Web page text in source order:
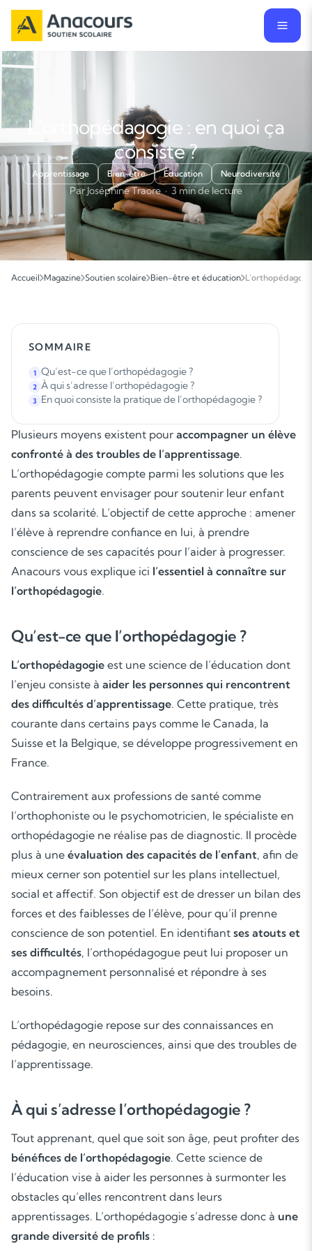
L’orthopédagogie : en quoi ça
consiste ?
Apprentissage Bien-être Éducation Neurodiversité
Par Joséphine Traore · 3 min de lecture
Accueil Magazine Soutien scolaire Bien-être et éducation
SOMMAIRE
1 Qu’est-ce que l’orthopédagogie ?
2 À qui s’adresse l’orthopédagogie ?
3 En quoi consiste la pratique de l’orthopédagogie ?
Plusieurs moyens existent pour accompagner un élève
confronté à des troubles de l’apprentissage.
L’orthopédagogie compte parmi les solutions que les
parents peuvent envisager pour soutenir leur enfant
dans sa scolarité. L’objectif de cette approche : amener
l’élève à reprendre confiance en lui, à prendre
conscience de ses capacités pour l’aider à progresser.
Anacours vous explique ici l’essentiel à connaître sur
l’orthopédagogie.
Qu’est-ce que l’orthopédagogie ?
L’orthopédagogie est une science de l’éducation dont
l’enjeu consiste à aider les personnes qui rencontrent
des difficultés d’apprentissage. Cette pratique, très
courante dans certains pays comme le Canada, la
Suisse et la Belgique, se développe progressivement en
France.
Contrairement aux professions de santé comme
l’orthophoniste ou le psychomotricien, le spécialiste en
orthopédagogie ne réalise pas de diagnostic. Il procède
plus à une évaluation des capacités de l’enfant, afin de
mieux cerner son potentiel sur les plans intellectuel,
social et affectif. Son objectif est de dresser un bilan des
forces et des faiblesses de l’élève, pour qu’il prenne
conscience de son potentiel. En identifiant ses atouts et
ses difficultés, l’orthopédagogue peut lui proposer un
accompagnement personnalisé et répondre à ses
besoins.
L’orthopédagogie repose sur des connaissances en
pédagogie, en neurosciences, ainsi que des troubles de
l’apprentissage.
À qui s’adresse l’orthopédagogie ?
Tout apprenant, quel que soit son âge, peut profiter des
bénéfices de l’orthopédagogie. Cette science de
l’éducation vise à aider les personnes à surmonter les
obstacles qu’elles rencontrent dans leurs
apprentissages. L’orthopédagogie s’adresse donc à une
grande diversité de profils :